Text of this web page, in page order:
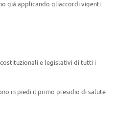
già applicando gliaccordi vigenti.
e legislativi di tutti i
in piedi il primo presidio di salute